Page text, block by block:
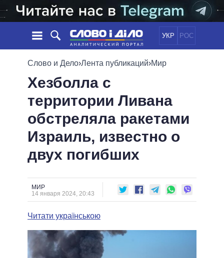
УКР РОС
НОВОСТИ
ЛЕНТА
СОБЫТИЯ
СТАТЬИ
МНЕНИЯ
ОБЗОРЫ
ДАЙДЖЕСТЫ
ЭКОНОМИКА
ОБЩЕСТВО
МИР
ОБЕЩАНИЯ
ПОЛИТИКИ
ВСЕ ПОЛИТИКИ
ПРЕЗИДЕНТ И ОФИС
ВЕРХОВНАЯ РАДА
ГЛАВЫ ОБЛАДМИНИСТРАЦИЙ
МЭРЫ
ВСЕ ПЕРСОНЫ
ИНФОГРАФИКА
ВИДЕО
СРАВНЕНИЕ ПОЛИТИКОВ
Слово и Дело›Лента публикаций›Мир
Хезболла с
территории Ливана
обстреляла ракетами
Израиль, известно о
двух погибших
МИР
14 января 2024, 20:43
Читати українською